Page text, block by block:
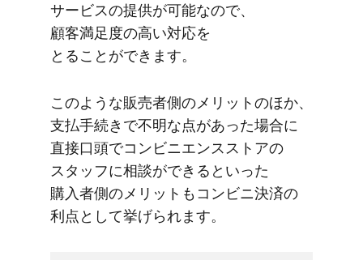
サービスの​提供が​可能なので、​
顧客満足度の​高い​対応を​
とることができます。
このような​販売者側の​メリットの​ほか、​
支払手続きで​不明な​点が​あった​場合に​
直接口頭で​コンビニエンスストアの​
スタッフに​相談が​できると​いった​
購入者側の​メリットも​コンビニ決済の​
利点と​して​挙げられます。